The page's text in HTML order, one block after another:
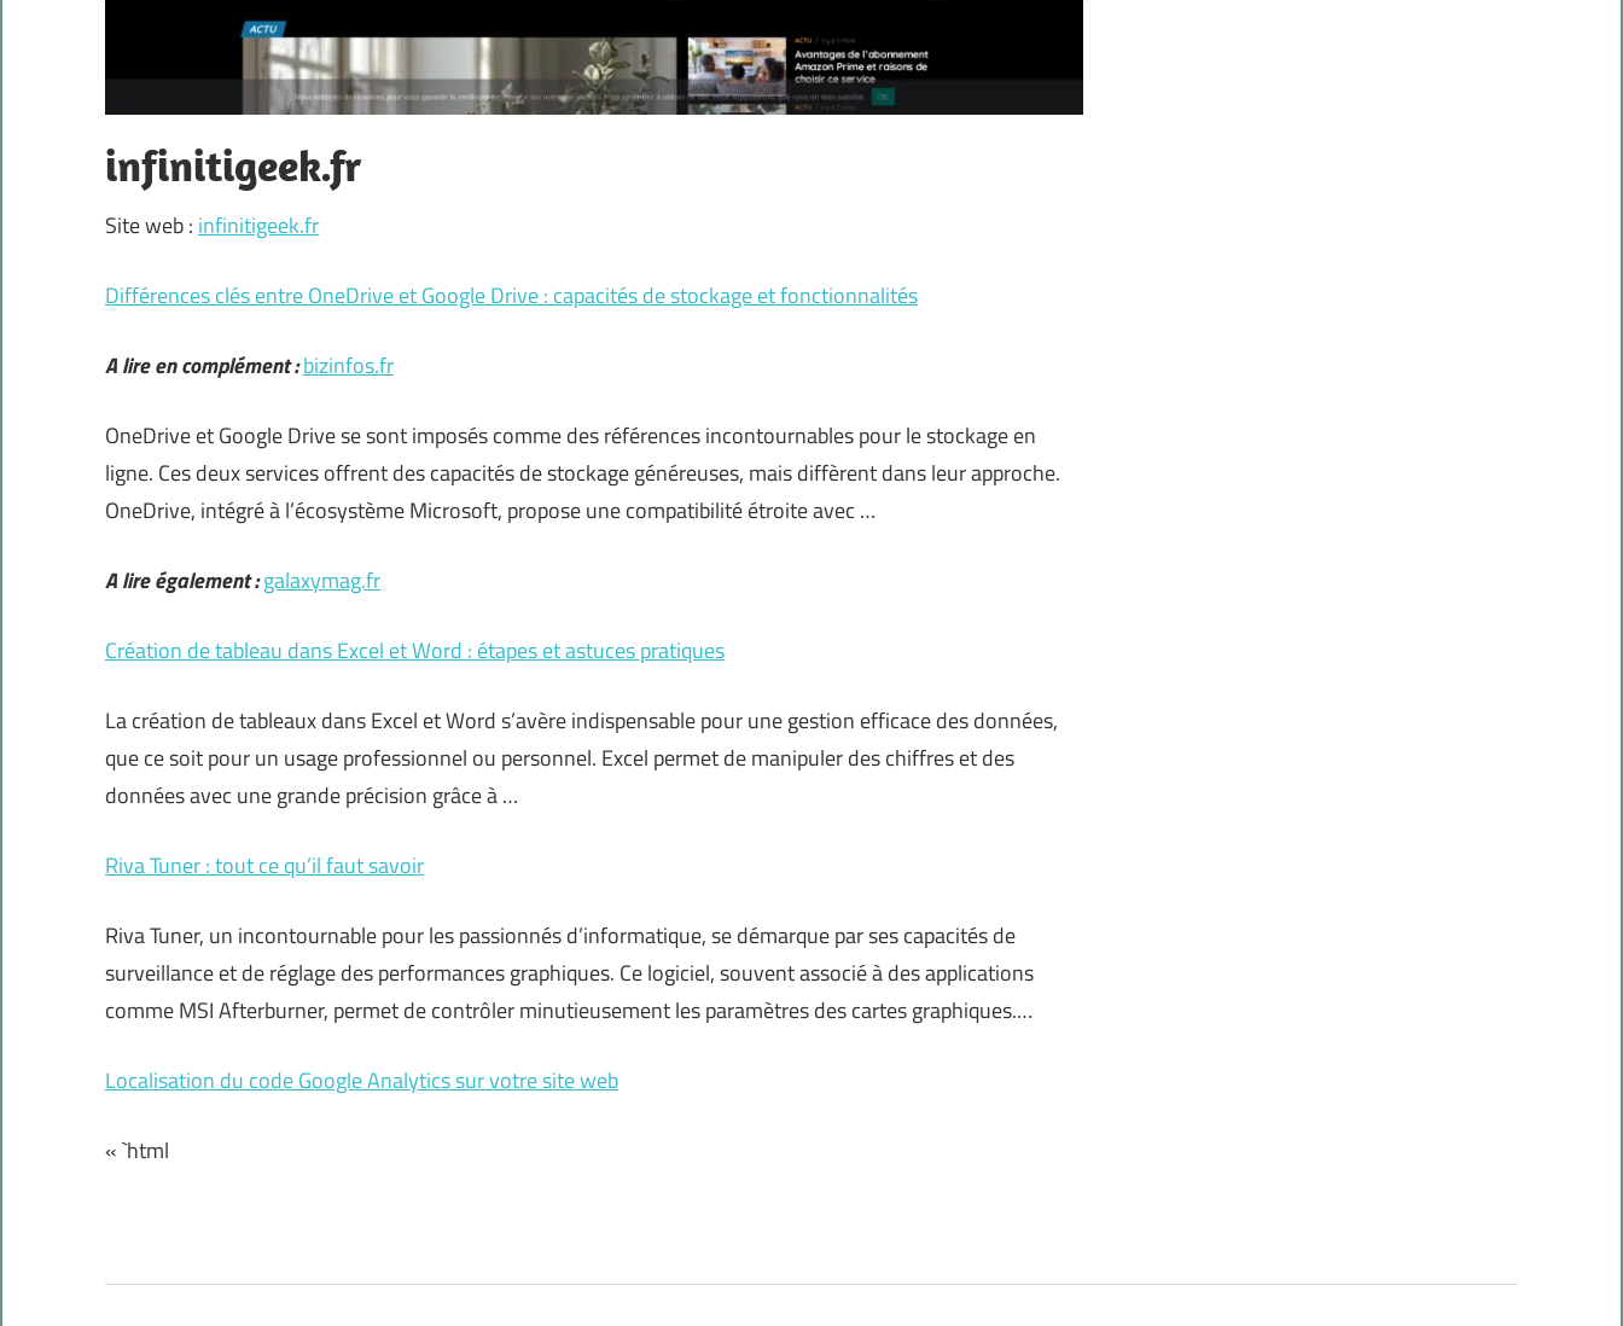
infinitigeek.fr
Site web : infinitigeek.fr
Différences clés entre OneDrive et Google Drive : capacités de stockage et fonctionnalités
A lire en complément :bizinfos.fr
OneDrive et Google Drive se sont imposés comme des références incontournables pour le stockage en
ligne. Ces deux services offrent des capacités de stockage généreuses, mais diffèrent dans leur approche.
OneDrive, intégré à l’écosystème Microsoft, propose une compatibilité étroite avec …
A lire également :galaxymag.fr
Création de tableau dans Excel et Word : étapes et astuces pratiques
La création de tableaux dans Excel et Word s’avère indispensable pour une gestion efficace des données,
que ce soit pour un usage professionnel ou personnel. Excel permet de manipuler des chiffres et des
données avec une grande précision grâce à …
Riva Tuner : tout ce qu’il faut savoir
Riva Tuner, un incontournable pour les passionnés d’informatique, se démarque par ses capacités de
surveillance et de réglage des performances graphiques. Ce logiciel, souvent associé à des applications
comme MSI Afterburner, permet de contrôler minutieusement les paramètres des cartes graphiques.…
Localisation du code Google Analytics sur votre site web
« `html